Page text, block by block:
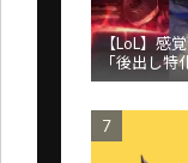
【LoL】感
「後出し
話題